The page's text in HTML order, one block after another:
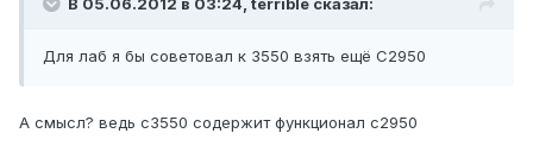
В 05.06.2012 в 03:24, terrible сказал:
Для лаб я бы советовал к 3550 взять ещё C2950
А смысл? ведь c3550 содержит функционал c2950